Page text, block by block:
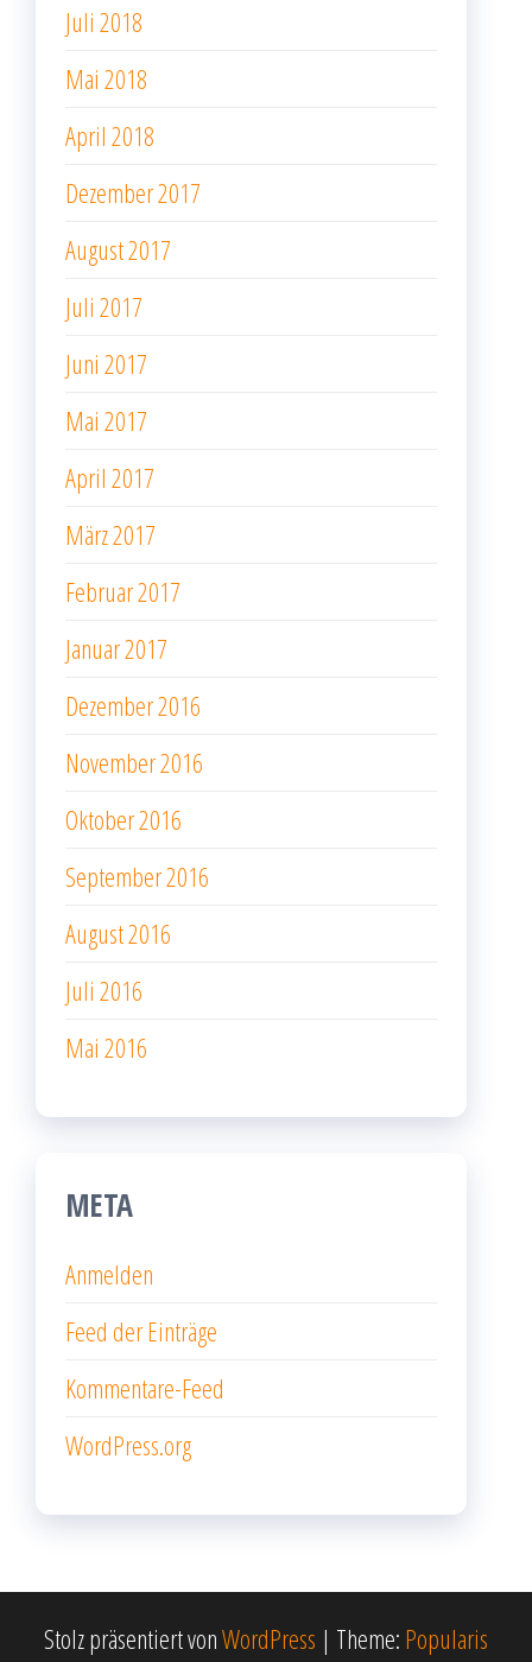
Juli 2018
Mai 2018
April 2018
Dezember 2017
August 2017
Juli 2017
Juni 2017
Mai 2017
April 2017
März 2017
Februar 2017
Januar 2017
Dezember 2016
November 2016
Oktober 2016
September 2016
August 2016
Juli 2016
Mai 2016
META
Anmelden
Feed der Einträge
Kommentare-Feed
WordPress.org
Stolz präsentiert vonWordPress | Theme: Popularis